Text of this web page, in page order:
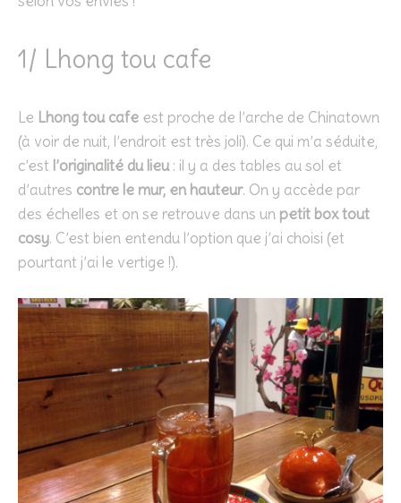
1/ Lhong tou cafe
Le Lhong tou cafe est proche de l’arche de Chinatown
(à voir de nuit, l’endroit est très joli). Ce qui m’a séduite,
c’est l’originalité du lieu: il y a des tables au sol et
d’autres contre le mur, en hauteur. On y accède par
des échelles et on se retrouve dans un petit box tout
cosy. C’est bien entendu l’option que j’ai choisi (et
pourtant j’ai le vertige !).